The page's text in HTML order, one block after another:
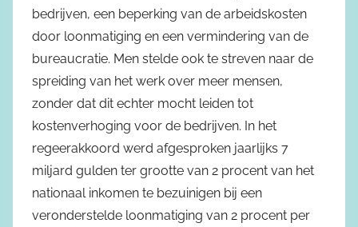
bedrijven, een beperking van de arbeidskosten
door loonmatiging en een vermindering van de
bureaucratie. Men stelde ook te streven naar de
spreiding van het werk over meer mensen,
zonder dat dit echter mocht leiden tot
kostenverhoging voor de bedrijven. In het
regeerakkoord werd afgesproken jaarlijks 7
miljard gulden ter grootte van 2 procent van het
nationaal inkomen te bezuinigen bij een
veronderstelde loonmatiging van 2 procent per